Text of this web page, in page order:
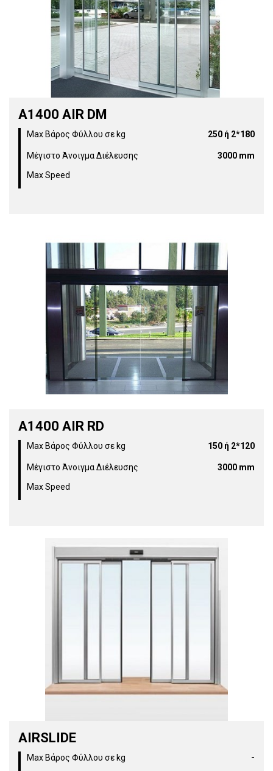
Α1400 AIR DM
Max Βάρος Φύλλου σε kg 250 ή 2*180
Μέγιστο Άνοιγμα Διέλευσης
3000 mm
Max Speed
Α1400 AIR RD
Max Βάρος Φύλλου σε kg 150 ή 2*120
Μέγιστο Άνοιγμα Διέλευσης
3000 mm
Max Speed
AIRSLIDE
Max Βάρος Φύλλου σε kg -